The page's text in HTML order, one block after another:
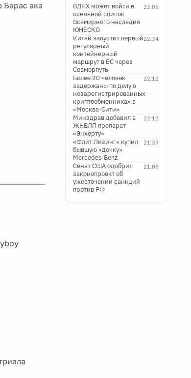
Барас ака
23:05
ВДНХ может войти в
основной список
Всемирного наследия
ЮНЕСКО
22:34
Китай запустит первый
регулярный
контейнерный
маршрут в ЕС через
Севморпуть
22:12
Более 20 человек
задержаны по делу о
незарегистрированных
криптообменниках в
«Москва-Сити»
22:12
Минздрав добавил в
ЖНВЛП препарат
«Энхерту»
21:39
«Флит Лизинг» купил
бывшую «дочку»
Mercedes-Benz
21:08
Сенат США одобрил
законопроект об
ужесточении санкций
против РФ